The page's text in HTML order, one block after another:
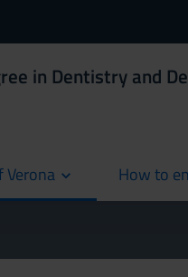
in Dentistry and
Verona How to